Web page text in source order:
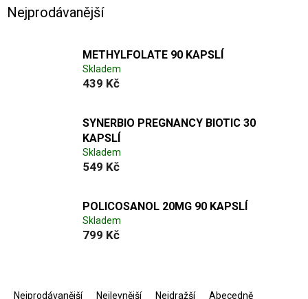
Nejprodávanější
METHYLFOLATE 90 KAPSLÍ
Skladem
439 Kč
SYNERBIO PREGNANCY BIOTIC 30
KAPSLÍ
Skladem
549 Kč
POLICOSANOL 20MG 90 KAPSLÍ
Skladem
799 Kč
Nejprodávanější Nejlevnější Nejdražší Abecedně